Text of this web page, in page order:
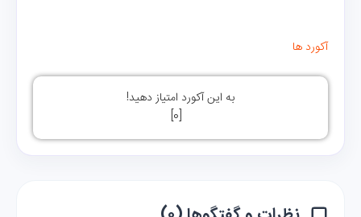
آکورد ها
به این آکورد امتیاز دهید!
[
0
]